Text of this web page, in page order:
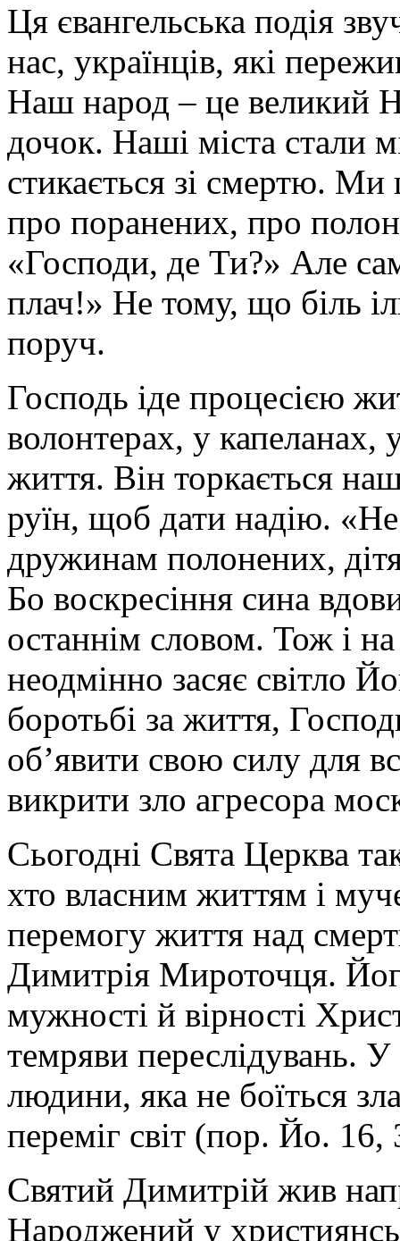
Ця євангельська подія
нас, українців, які
Наш народ – це великий
дочок. Наші міста стали
стикається зі смертю.
про поранених, про
«Господи, де Ти?» Але
плач!» Не тому, що біль
поруч.
Господь іде процесією
волонтерах, у капеланах,
життя. Він торкається
руїн, щоб дати надію.
дружинам полонених,
Бо воскресіння сина
останнім словом. Тож і на
неодмінно засяє світло
боротьбі за життя,
об’явити свою силу для
викрити зло агресора
Сьогодні Свята Церква
хто власним життям і
перемогу життя над
Димитрія Мироточця.
мужності й вірності
темряви переслідувань.
людини, яка не боїться
переміг світ (пор. Йо. 16,
Святий Димитрій жив
Народжений у